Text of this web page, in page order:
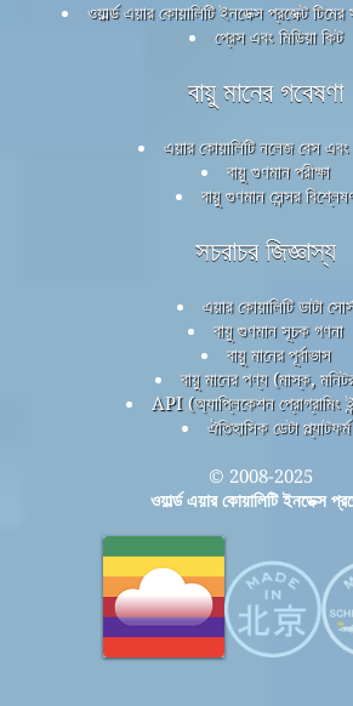
ওয়ার্ল্ড এয়ার কোয়ালিটি ইনডেক্স প্রজেক্ট
প্রেস এবং মিডিয়া কিট
বায়ু মানের গবেষণা
এয়ার কোয়ালিটি নলেজ বেস
বায়ু গুণমান পরীক্ষা
বায়ু গুণমান সেন্সর
সচরাচর জিজ্ঞাস্য
এয়ার কোয়ালিটি ডাটা
বায়ু গুণমান সূচক গণনা
বায়ু মানের পূর্বাভাস
বায়ু মানের পণ্য (মাস্ক,
API (অ্যাপ্লিকেশন প্রোগ্রামিং
ঐতিহাসিক ডেটা প্ল্যাটফর্ম
© 2008-2025
ওয়ার্ল্ড এয়ার কোয়ালিটি ইনডেক্স